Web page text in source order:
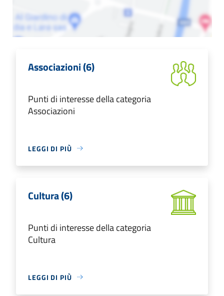
Associazioni (6)
Punti di interesse della categoria
Associazioni
LEGGI DI PIÙ
Cultura (6)
Punti di interesse della categoria
Cultura
LEGGI DI PIÙ